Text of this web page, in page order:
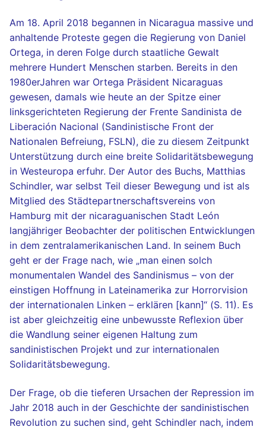
Am 18. April 2018 begannen in Nicaragua massive und
anhaltende Proteste gegen die Regierung von Daniel
Ortega, in deren Folge durch staatliche Gewalt
mehrere Hundert Menschen starben. Bereits in den
1980erJahren war Ortega Präsident Nicaraguas
gewesen, damals wie heute an der Spitze einer
linksgerichteten Regierung der Frente Sandinista de
Liberación Nacional (Sandinistische Front der
Nationalen Befreiung, FSLN), die zu diesem Zeitpunkt
Unterstützung durch eine breite Solidaritätsbewegung
in Westeuropa erfuhr. Der Autor des Buchs, Matthias
Schindler, war selbst Teil dieser Bewegung und ist als
Mitglied des Städtepartnerschaftsvereins von
Hamburg mit der nicaraguanischen Stadt León
langjähriger Beobachter der politischen Entwicklungen
in dem zentralamerikanischen Land. In seinem Buch
geht er der Frage nach, wie „man einen solch
monumentalen Wandel des Sandinismus – von der
einstigen Hoffnung in Lateinamerika zur Horrorvision
der internationalen Linken – erklären [kann]“ (S. 11). Es
ist aber gleichzeitig eine unbewusste Reflexion über
die Wandlung seiner eigenen Haltung zum
sandinistischen Projekt und zur internationalen
Solidaritätsbewegung.
Der Frage, ob die tieferen Ursachen der Repression im
Jahr 2018 auch in der Geschichte der sandinistischen
Revolution zu suchen sind, geht Schindler nach, indem